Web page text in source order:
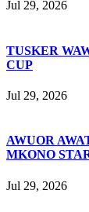
Jul 29, 2026
TUSKER
CUP
Jul 29, 2026
AWUOR
MKONO
Jul 29, 2026